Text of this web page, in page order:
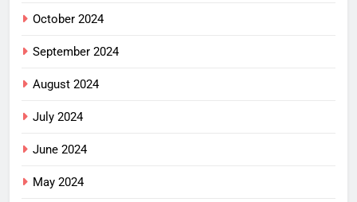
October 2024
September 2024
August 2024
July 2024
June 2024
May 2024